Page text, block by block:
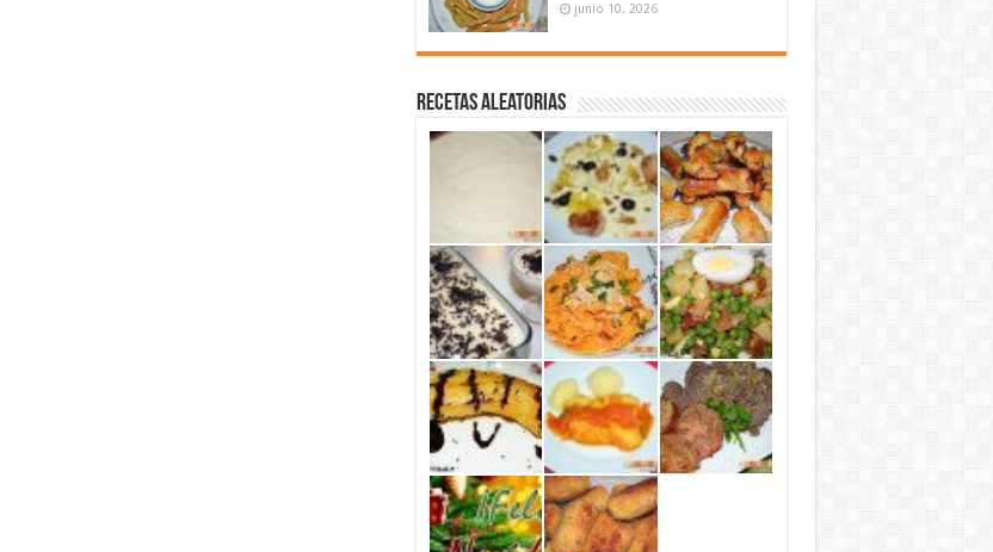
junio 10, 2026
Recetas aleatorias